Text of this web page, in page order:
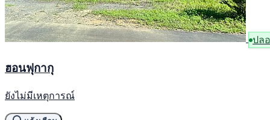
ปล
ฮอนฟุกากุ
ยังไม่มีเหตุการณ์